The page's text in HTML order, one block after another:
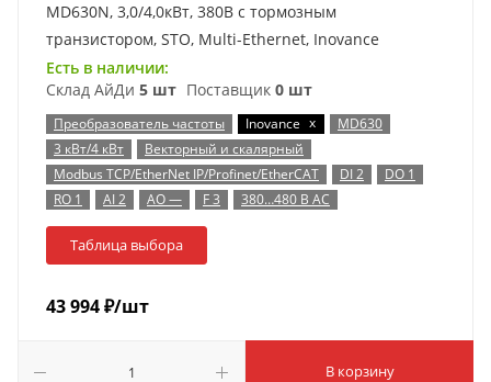
MD630N, 3,0/4,0кВт, 380В с тормозным
транзистором, STO, Multi-Ethernet, Inovance
Есть в наличии:
Склад АйДи 5 шт Поставщик 0 шт
Преобразователь частоты Inovance x
MD630
3 кВт/4 кВт
Векторный и скалярный
Modbus TCP/EtherNet IP/Profinet/EtherCAT
DI 2
DO 1
RO 1
AI 2 AO — F 3 380…480 В AC
Таблица выбора
43 994₽/шт
В корзину